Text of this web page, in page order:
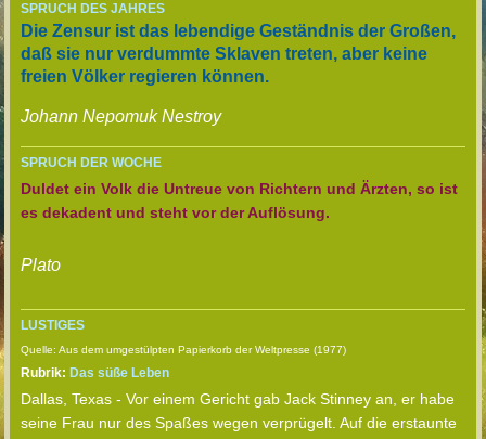
SPRUCH DES JAHRES
Die Zensur ist das lebendige Geständnis der Großen,
daß sie nur verdummte Sklaven treten, aber keine
freien Völker regieren können.
Johann Nepomuk Nestroy
SPRUCH DER WOCHE
Duldet ein Volk die Untreue von Richtern und Ärzten, so ist
es dekadent und steht vor der Auflösung.
Plato
LUSTIGES
Quelle: Aus dem umgestülpten Papierkorb der Weltpresse (1977)
Rubrik: Das süße Leben
Dallas, Texas - Vor einem Gericht gab Jack Stinney an, er habe
seine Frau nur des Spaßes wegen verprügelt. Auf die erstaunte